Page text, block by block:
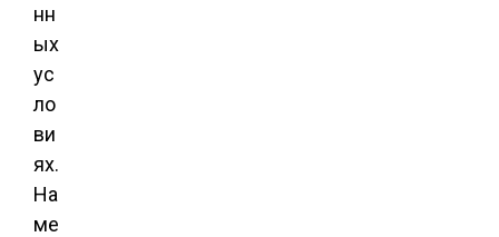
нн
ых
ус
ло
ви
ях.
На
ме